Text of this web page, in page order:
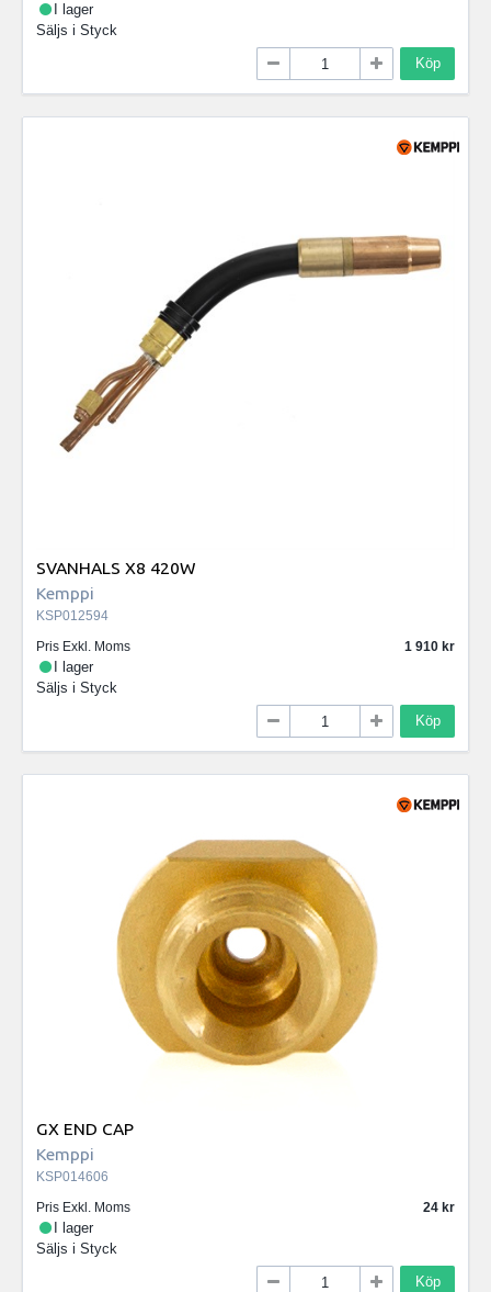
I lager
Säljs i Styck
Köp
SVANHALS X8 420W
Kemppi
KSP012594
Pris Exkl. Moms
1 910
I lager
Säljs i Styck
Köp
GX END CAP
Kemppi
KSP014606
Pris Exkl. Moms
24
I lager
Säljs i Styck
Köp